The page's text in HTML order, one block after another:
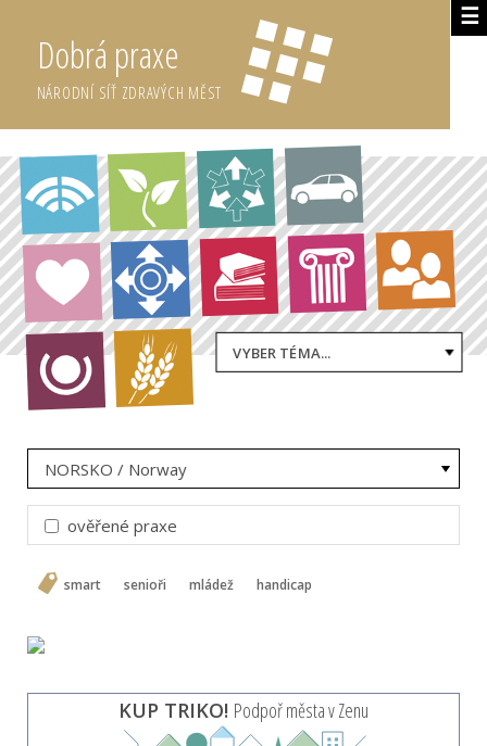
☰
Dobrá praxe
NÁRODNÍ SÍŤ ZDRAVÝCH MĚST
VYBER TÉMA...
NORSKO / Norway
ověřené praxe
smart senioři mládež handicap
KUP TRIKO! Podpoř města v Zenu